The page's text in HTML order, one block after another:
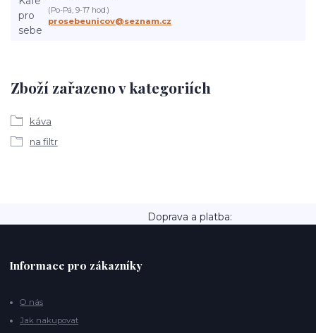
Zboží zařazeno v kategoriích
káva
na filtr
(Po-Pá, 9-17 hod.)
prosebeunicov@seznam.cz
Doprava a platba:
Informace pro zákazníky
O nás
Jak nakupovat